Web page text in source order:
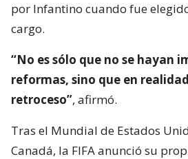
por Infantino cuando fue
cargo.
“No es sólo que no se hayan
reformas, sino que en
retroceso”, afirmó.
Tras el Mundial de Estados
Canadá, la FIFA anunció su